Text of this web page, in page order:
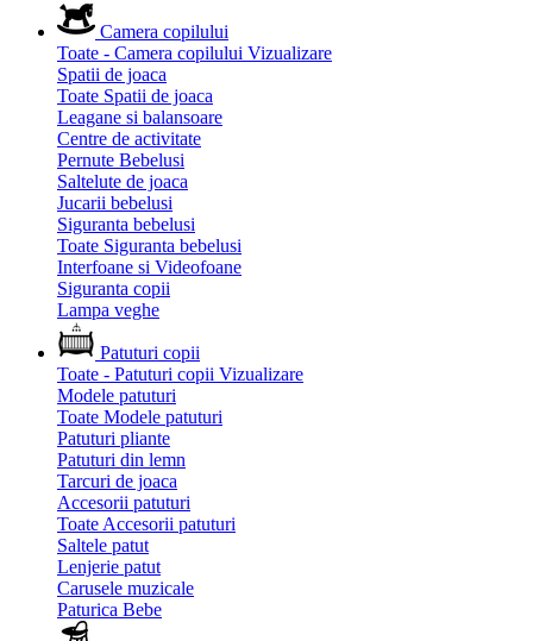
Camera copilului
Toate - Camera copilului Vizualizare
Spatii de joaca
Toate Spatii de joaca
Leagane si balansoare
Centre de activitate
Pernute Bebelusi
Saltelute de joaca
Jucarii bebelusi
Siguranta bebelusi
Toate Siguranta bebelusi
Interfoane si Videofoane
Siguranta copii
Lampa veghe
Patuturi copii
Toate - Patuturi copii Vizualizare
Modele patuturi
Toate Modele patuturi
Patuturi pliante
Patuturi din lemn
Tarcuri de joaca
Accesorii patuturi
Toate Accesorii patuturi
Saltele patut
Lenjerie patut
Carusele muzicale
Paturica Bebe